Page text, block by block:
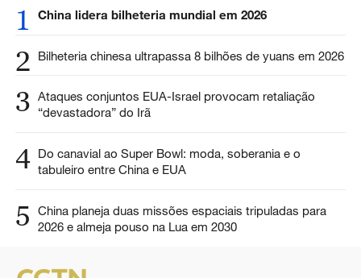
1 China lidera bilheteria mundial em 2026
2 Bilheteria chinesa ultrapassa 8 bilhões de yuans em 2026
3 Ataques conjuntos EUA-Israel provocam retaliação
“devastadora” do Irã
4 Do canavial ao Super Bowl: moda, soberania e o
tabuleiro entre China e EUA
5
China planeja duas missões espaciais tripuladas para
2026 e almeja pouso na Lua em 2030